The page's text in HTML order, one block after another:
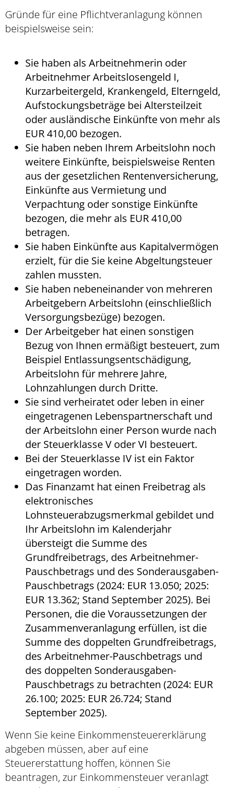
Gründe für eine Pflichtveranlagung können
beispielsweise sein:
Sie haben als Arbeitnehmerin oder
Arbeitnehmer Arbeitslosengeld I,
Kurzarbeitergeld, Krankengeld, Elterngeld,
Aufstockungsbeträge bei Altersteilzeit
oder ausländische Einkünfte von mehr als
EUR 410,00 bezogen.
Sie haben neben Ihrem Arbeitslohn noch
weitere Einkünfte, beispielsweise Renten
aus der gesetzlichen Rentenversicherung,
Einkünfte aus Vermietung und
Verpachtung oder sonstige Einkünfte
bezogen, die mehr als EUR 410,00
betragen.
Sie haben Einkünfte aus Kapitalvermögen
erzielt, für die Sie keine Abgeltungsteuer
zahlen mussten.
Sie haben nebeneinander von mehreren
Arbeitgebern Arbeitslohn (einschließlich
Versorgungsbezüge) bezogen.
Der Arbeitgeber hat einen sonstigen
Bezug von Ihnen ermäßigt besteuert, zum
Beispiel Entlassungsentschädigung,
Arbeitslohn für mehrere Jahre,
Lohnzahlungen durch Dritte.
Sie sind verheiratet oder leben in einer
eingetragenen Lebenspartnerschaft und
der Arbeitslohn einer Person wurde nach
der Steuerklasse V oder VI besteuert.
Bei der Steuerklasse IV ist ein Faktor
eingetragen worden.
Das Finanzamt hat einen Freibetrag als
elektronisches
Lohnsteuerabzugsmerkmal gebildet und
Ihr Arbeitslohn im Kalenderjahr
übersteigt die Summe des
Grundfreibetrags, des Arbeitnehmer-
Pauschbetrags und des Sonderausgaben-
Pauschbetrags (2024: EUR 13.050; 2025:
EUR 13.362; Stand September 2025). Bei
Personen, die die Voraussetzungen der
Zusammenveranlagung erfüllen, ist die
Summe des doppelten Grundfreibetrags,
des Arbeitnehmer-Pauschbetrags und
des doppelten Sonderausgaben-
Pauschbetrags zu betrachten (2024: EUR
26.100; 2025: EUR 26.724; Stand
September 2025).
Wenn Sie keine Einkommensteuererklärung
abgeben müssen, aber auf eine
Steuererstattung hoffen, können Sie
beantragen, zur Einkommensteuer veranlagt